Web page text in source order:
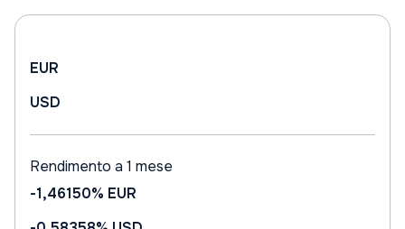
EUR
USD
Rendimento a 1 mese
-1,46150% EUR